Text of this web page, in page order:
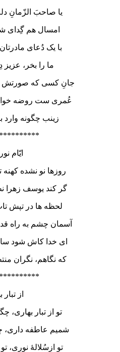
یا صاحبَ الزّمانِ
امسال هم گِدای
با یک دُعای
ما را بخر، عزیز
جانِ کسی که صورتش
عُمری ست روضه
زینب چگونه
ایّام
روزها نو نشده
گر کند یوسف زهرا
لحظه ها در تپش
آسمان چشم به راه
ای خدا کاش شود
که نگاهم، نگران
از تبار
تو از تبار بهاری،
شمیم عاطفه داری،
تو ازسُلالۀ نوری،